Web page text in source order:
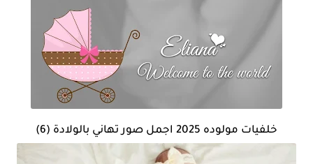
خلفيات مولوده 2025 اجمل صور تهاني بالولادة (6)